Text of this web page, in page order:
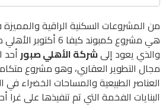
من المشروعات السكنية الراقية
والذي يعود إلىشركة الأهلي صبورأحد
مجال التطوير العقاري، وهو مشروع
العناصر الطبيعية والمساحات الخضراء
البنايات الفخمة التي تم تنفيذها على غرا